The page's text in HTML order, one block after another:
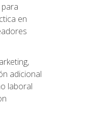
en
adicional
laboral